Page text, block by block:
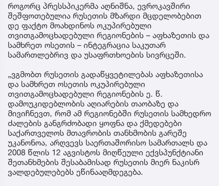
როგორც პრესსპიკერმა აღნიშნა, ევროკავშირი
შეშფოთებულია რუსეთის მზარდი მცდელობებით
დე ფაქტო მოახდინოს ოკუპირებული
თვითგამოცხადებული რეგიონების – აფხაზეთის და
სამხრეთ ოსეთის – ინტეგრაცია საკუთარ
სამართლებრივ და უსაფრთხოების სივრცეში.
„ვგმობთ რუსეთის გადაწყვეტილებას აფხაზეთისა
და სამხრეთ ოსეთის ოკუპირებული
თვითგამოცხადებული რეგიონების ე. წ.
დამოუკიდებლობის აღიარების თაობაზე და
მივიჩნევთ, რომ ამ რეგიონებში რუსეთის სამხედრო
ძალების განგრძობადი ყოფნა და ქმედებები
საქართველოს მთავრობის თანხმობის გარეშე
უკანონოა, არღვევს საერთაშორისო სამართალს და
2008 წლის 12 აგვისტოს მიღწეული ექვსპუნქტიანი
შეთანხმების შესაბამისად რუსეთის მიერ ნაკისრ
ვალდებულებებს ეწინააღმდეგება.